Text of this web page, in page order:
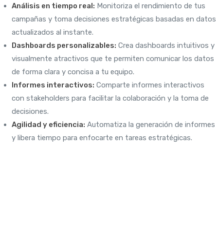
Análisis en tiempo real: Monitoriza el rendimiento de tus
campañas y toma decisiones estratégicas basadas en datos
actualizados al instante.
Dashboards personalizables: Crea dashboards intuitivos y
visualmente atractivos que te permiten comunicar los datos
de forma clara y concisa a tu equipo.
Informes interactivos: Comparte informes interactivos
con stakeholders para facilitar la colaboración y la toma de
decisiones.
Agilidad y eficiencia: Automatiza la generación de informes
y libera tiempo para enfocarte en tareas estratégicas.